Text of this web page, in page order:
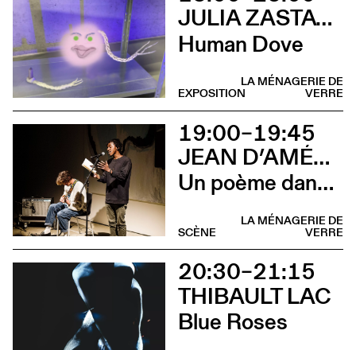
JULIA ZASTAVA
Human Dove
LA MÉNAGERIE DE
VERRE
EXPOSITION
19:00–19:45
JEAN D’AMÉRIQUE & LUCAS PRÊLEUR
Un poème dans la flaque rouge
LA MÉNAGERIE DE
VERRE
SCÈNE
20:30–21:15
THIBAULT LAC
Blue Roses